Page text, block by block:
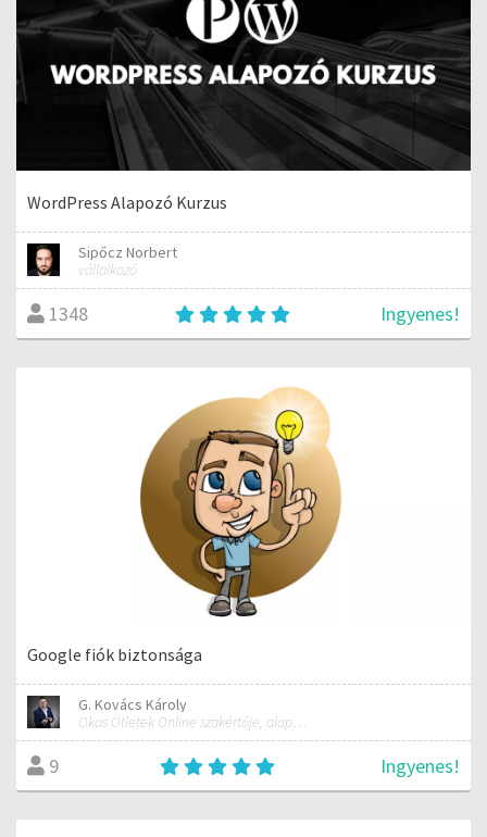
WordPress Alapozó Kurzus
Sipőcz Norbert
vállalkozó
1348 Ingyenes!
Google fiók biztonsága
G. Kovács Károly
Okos Ötletek Online szakértője, alapítója
9 Ingyenes!